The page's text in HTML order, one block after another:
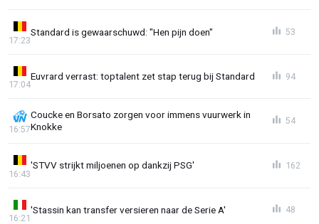
Standard is gewaarschuwd: "Hen pijn doen"
17:23
53
Euvrard verrast: toptalent zet stap terug bij Standard
17:04
94
Coucke en Borsato zorgen voor immens vuurwerk in
Knokke
16:57
54
'STVV strijkt miljoenen op dankzij PSG'
16:43
162
'Stassin kan transfer versieren naar de Serie A'
16:21
48